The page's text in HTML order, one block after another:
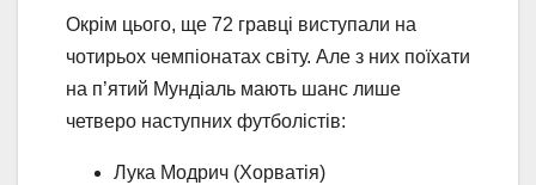
Окрім цього, ще 72 гравці виступали на
чотирьох чемпіонатах світу. Але з них поїхати
на п’ятий Мундіаль мають шанс лише
четверо наступних футболістів:
Лука Модрич (Хорватія)